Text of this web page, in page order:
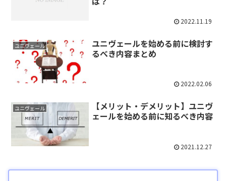
2022.11.19
ユニヴェール
ユニヴェールを始める前に検討す
るべき内容まとめ
2022.02.06
ユニヴェール
【メリット・デメリット】ユニヴ
ェールを始める前に知るべき内容
2021.12.27